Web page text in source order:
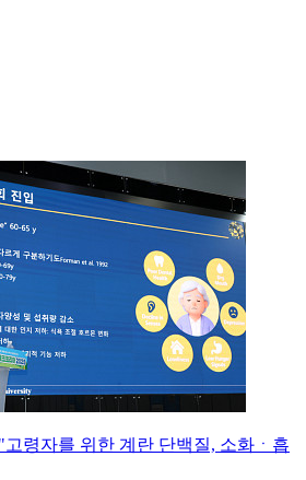
령자를 위한 계란 단백질, 소화ㆍ흡